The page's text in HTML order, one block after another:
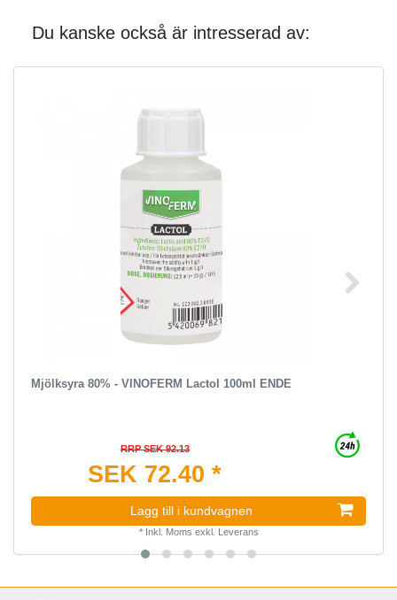
Du kanske också är intresserad av:
Mjölksyra 80% - VINOFERM Lactol 100ml ENDE
RRP SEK 92.13
SEK 72.40 *
Lagg till i kundvagnen
* Inkl. Moms exkl. Leverans